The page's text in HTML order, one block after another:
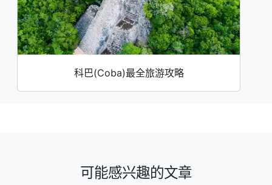
科巴(Coba)最全旅游攻略
可能感兴趣的文章